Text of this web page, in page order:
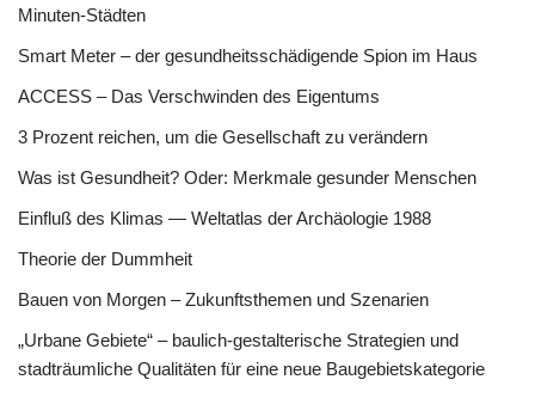
Minuten-Städten
Smart Meter – der gesundheitsschädigende Spion im Haus
ACCESS – Das Verschwinden des Eigentums
3 Prozent reichen, um die Gesellschaft zu verändern
Was ist Gesundheit? Oder: Merkmale gesunder Menschen
Einfluß des Klimas — Weltatlas der Archäologie 1988
Theorie der Dummheit
Bauen von Morgen – Zukunftsthemen und Szenarien
„Urbane Gebiete“ – baulich-gestalterische Strategien und
stadträumliche Qualitäten für eine neue Baugebietskategorie